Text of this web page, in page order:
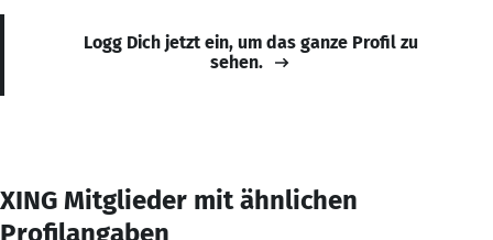
Logg Dich jetzt ein, um das ganze Profil zu
sehen.
XING Mitglieder mit ähnlichen
Profilangaben